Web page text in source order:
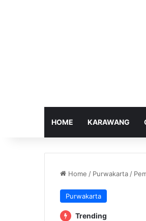
HOME KARAWANG
Home / Purwakarta /
Purwakarta
Trending